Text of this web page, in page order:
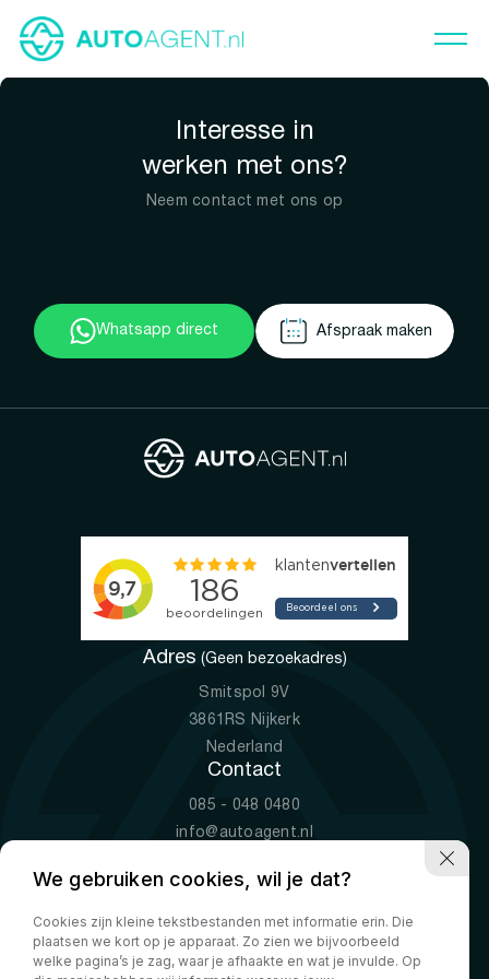
Interesse in
werken met ons?
Neem contact met ons op
Whatsapp direct Afspraak maken
Adres (Geen bezoekadres)
Smitspol 9V
3861RS Nijkerk
Nederland
Contact
085 - 048 0480
info@autoagent.nl
Openingstijden
Ma-Vr
09:00 - 19:00
Za
10:00 - 17:00
We gebruiken cookies, wil je dat?
Cookies zijn kleine tekstbestanden met informatie erin. Die
plaatsen we kort op je apparaat. Zo zien we bijvoorbeeld
welke pagina’s je zag, waar je afhaakte en wat je invulde. Op